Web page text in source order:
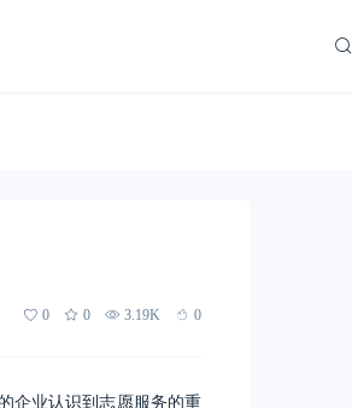
0 0 3.19K 0
企业认识到志愿服务的重